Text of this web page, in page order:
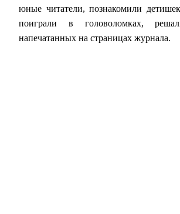
юные читатели, познакомили
поиграли в головоломках,
напечатанных на страницах журнала.